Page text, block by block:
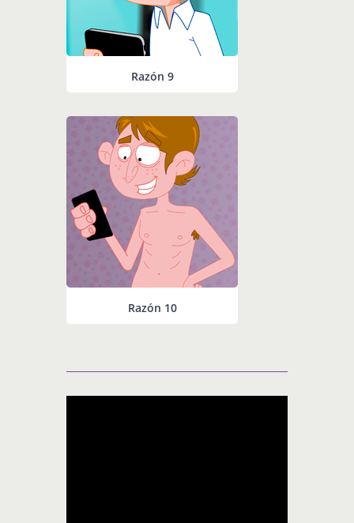
Razón 9
Razón 10